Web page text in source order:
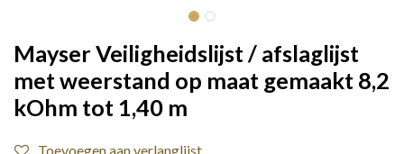
Mayser Veiligheidslijst / afslaglijst
met weerstand op maat gemaakt 8,2
kOhm tot 1,40 m
Toevoegen aan verlanglijst